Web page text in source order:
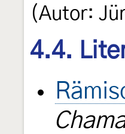
(Autor:
4.4.